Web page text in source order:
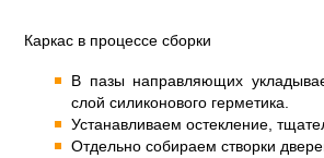
Каркас в процессе сборки
В пазы направляющих
слой силиконового герметика.
Устанавливаем остекление,
Отдельно собираем створки